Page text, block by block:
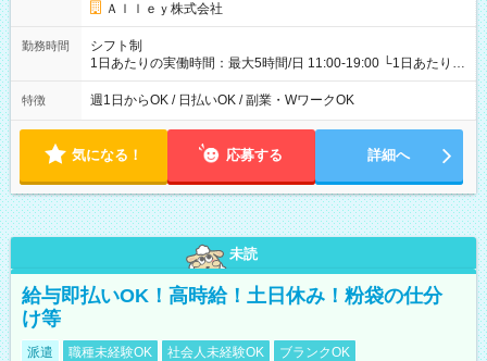
Ａｌｌｅｙ株式会社
勤務時間
シフト制
1日あたりの実働時間：最大5時間/日 11:00-19:00 └1日あたりの
実働時間：1-5時間 └上記の時間帯内であれば、いつでも勤務可
能！ └平日・土曜日の中で、お好きな曜日でご勤務いただけま
18:00 などのように、自由な働き方が可能なお仕事です！
特徴 週1日からOK / 日払いOK / 副業・WワークOK
気になる！ 応募する 詳細へ
未読
給与即払いOK！高時給！土日休み！粉袋の仕分
け等
派遣 職種未経験OK 社会人未経験OK
ブランクOK